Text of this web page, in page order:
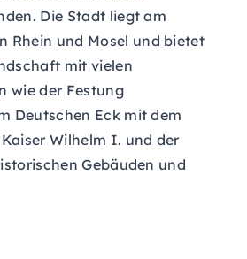
Die Stadt liegt am
Rhein und Mosel und bietet
mit vielen
wie der Festung
Deutschen Eck mit dem
Wilhelm I. und der
Gebäuden und